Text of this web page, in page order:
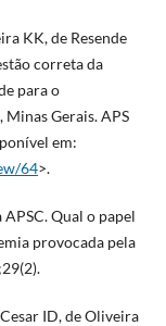
KK, de Resende
correta da
para o
Gerais. APS
em:
64>.
Qual o papel
provocada pela
ID, de Oliveira